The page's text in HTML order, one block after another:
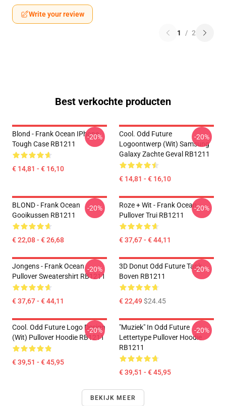
Write your review
1 / 2
Best verkochte producten
Blond - Frank Ocean IPhone
Tough Case RB1211
€ 14,81 - € 16,10
-20%
Cool. Odd Future
Logoontwerp (wit) Samsung
Galaxy Zachte Geval RB1211
€ 14,81 - € 16,10
-20%
BLOND - Frank Ocean
Gooikussen RB1211
€ 22,08 - € 26,68
-20%
Roze + Wit - Frank Ocean
Pullover Trui RB1211
€ 37,67 - € 44,11
-20%
Jongens - Frank Ocean
Pullover Sweatershirt RB1211
€ 37,67 - € 44,11
-20%
3D Donut Odd Future Tank
Boven RB1211
€ 22,49$24.45
-20%
Cool. Odd Future Logo Design
(wit) Pullover Hoodie RB1211
€ 39,51 - € 45,95
-20%
"Muziek" In Odd Future
Lettertype Pullover Hoodie
RB1211
€ 39,51 - € 45,95
-20%
BEKIJK MEER